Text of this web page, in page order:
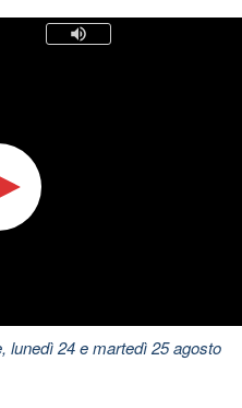
lunedì 24 e martedì 25 agosto